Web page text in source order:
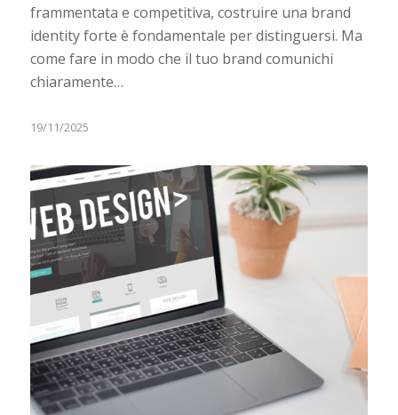
frammentata e competitiva, costruire una brand
identity forte è fondamentale per distinguersi. Ma
come fare in modo che il tuo brand comunichi
chiaramente…
19/11/2025